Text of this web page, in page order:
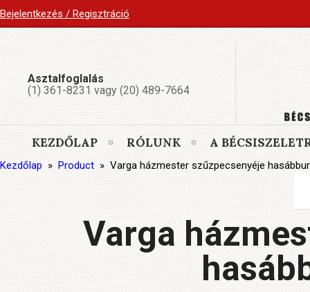
Bejelentkezés / Regisztráció
Asztalfoglalás
(1) 361-8231 vagy (20) 489-7664
KEZDŐLAP RÓLUNK A
Kezdőlap » Product » Varga házmester szűzpecsenyéje
Varga